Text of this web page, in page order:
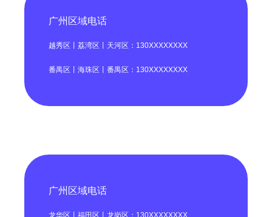
广州区域电话
越秀区丨荔湾区丨天河区：130XXXXXXXX
番禺区丨海珠区丨番禺区：130XXXXXXXX
广州区域电话
龙华区丨福田区丨龙岗区：130XXXXXXXX